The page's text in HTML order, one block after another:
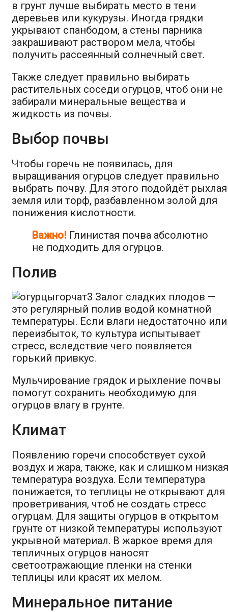
в грунт лучше выбирать место в тени
деревьев или кукурузы. Иногда грядки
укрывают спанбодом, а стены парника
закрашивают раствором мела, чтобы
получить рассеянный солнечный свет.
Также следует правильно выбирать
растительных соседи огурцов, чтоб они не
забирали минеральные вещества и
жидкость из почвы.
Выбор почвы
Чтобы горечь не появилась, для
выращивания огурцов следует правильно
выбрать почву. Для этого подойдёт рыхлая
земля или торф, разбавленном золой для
понижения кислотности.
Важно! Глинистая почва абсолютно
не подходить для огурцов.
Полив
Залог сладких плодов —
это регулярный полив водой комнатной
температуры. Если влаги недостаточно или
переизбыток, то культура испытывает
стресс, вследствие чего появляется
горький привкус.
Мульчирование грядок и рыхление почвы
помогут сохранить необходимую для
огурцов влагу в грунте.
Климат
Появлению горечи способствует сухой
воздух и жара, также, как и слишком низкая
температура воздуха. Если температура
понижается, то теплицы не открывают для
проветривания, чтоб не создать стресс
огурцам. Для защиты огурцов в открытом
грунте от низкой температуры используют
укрывной материал. В жаркое время для
тепличных огурцов наносят
светоотражающие пленки на стенки
теплицы или красят их мелом.
Минеральное питание